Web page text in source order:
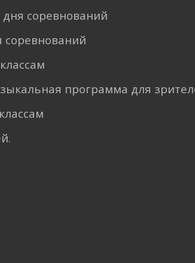
соревнований
соревнований
программа для